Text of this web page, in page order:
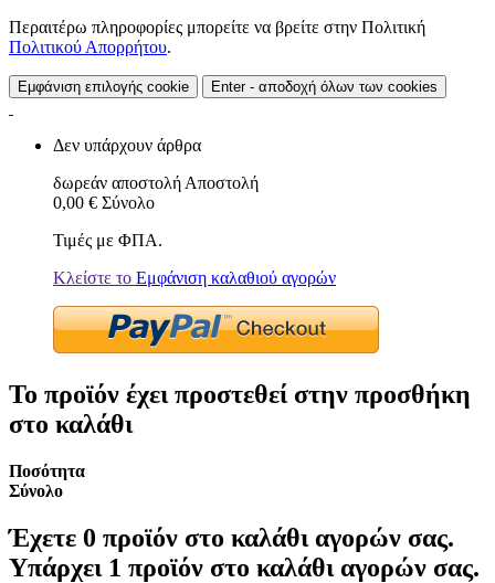
Περαιτέρω πληροφορίες μπορείτε να βρείτε στην Πολιτική
Πολιτικού Απορρήτου.
Εμφάνιση επιλογής cookie Enter - αποδοχή όλων των cookies
Δεν υπάρχουν άρθρα
δωρεάν αποστολή Αποστολή
0,00 € Σύνολο
Τιμές με ΦΠΑ.
Κλείστε το Εμφάνιση καλαθιού αγορών
Το προϊόν έχει προστεθεί στην προσθήκη
στο καλάθι
Ποσότητα
Σύνολο
Έχετε 0 προϊόν στο καλάθι αγορών σας.
Υπάρχει 1 προϊόν στο καλάθι αγορών σας.